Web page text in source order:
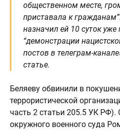
общественном месте,
приставала к
назначил ей 10 суток уже
“демонстрации
постов в телеграм-
статье.
Беляеву обвинили в
террористической
часть 2 статьи 205.5 УК РФ).
окружного военного суда